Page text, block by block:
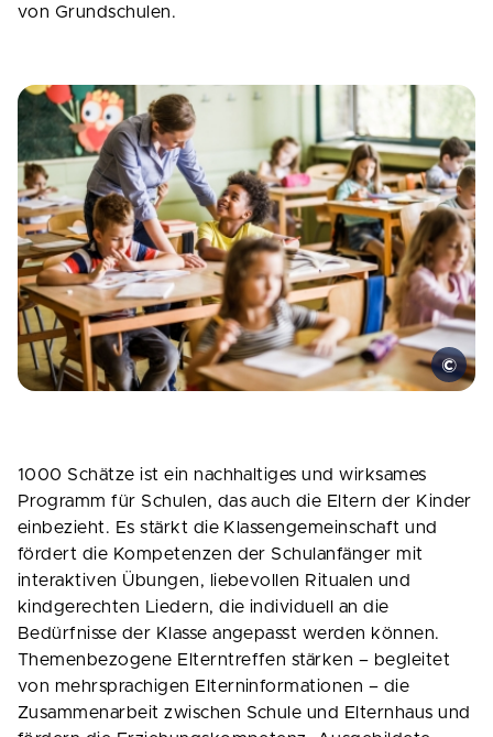
von Grundschulen.
1000 Schätze ist ein nachhaltiges und wirksames
Programm für Schulen, das auch die Eltern der Kinder
einbezieht. Es stärkt die Klassengemeinschaft und
fördert die Kompetenzen der Schulanfänger mit
interaktiven Übungen, liebevollen Ritualen und
kindgerechten Liedern, die individuell an die
Bedürfnisse der Klasse angepasst werden können.
Themenbezogene Elterntreffen stärken – begleitet
von mehrsprachigen Elterninformationen – die
Zusammenarbeit zwischen Schule und Elternhaus und